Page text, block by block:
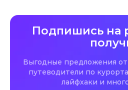
Подпишись на
Выгодные предложения от
путеводители по
лайфхаки и